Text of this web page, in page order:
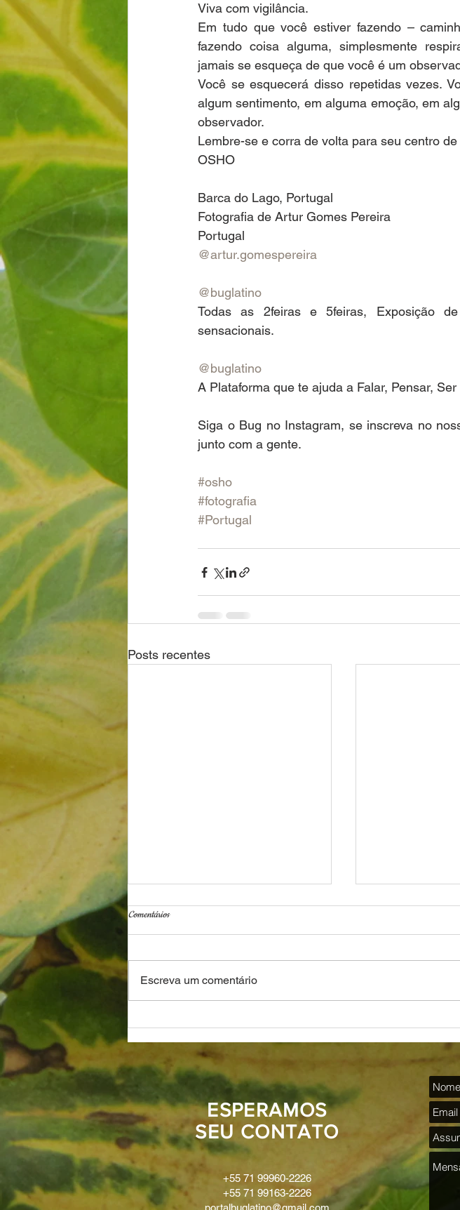
Viva com vigilância.
Em tudo que você estiver fazendo –
fazendo coisa alguma, simplesmente
jamais se esqueça de que você é um
Você se esquecerá disso repetidas vezes.
algum sentimento, em alguma emoção, em
observador.
Lembre-se e corra de volta para seu centro
OSHO
Barca do Lago, Portugal
Fotografia de Artur Gomes Pereira
Portugal
@artur.gomespereira
@buglatino
Todas as 2feiras e 5feiras, Exposição
sensacionais.
@buglatino
A Plataforma que te ajuda a Falar, Pensar, Ser
Siga o Bug no Instagram, se inscreva no
junto com a gente.
#osho
#fotografia
#Portugal
Posts recentes
sabiam do contrabando da Vó Mina"
Comentários
Escreva um comentário
ESPERAMOS
SEU CONTATO
+55 71 99960-2226
+55 71 99163-2226
portalbuglatino@gmail.com